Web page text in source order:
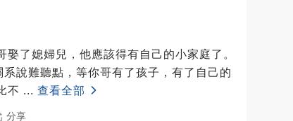
了媳婦兒，他應該得有自己的小家庭了。
說難聽點，等你哥有了孩子，有了自己的
不 ... 查看全部
分享